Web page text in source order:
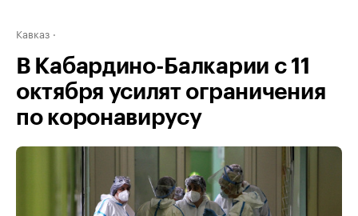
Кавказ
В Кабардино-Балкарии с 11
октября усилят ограничения
по коронавирусу